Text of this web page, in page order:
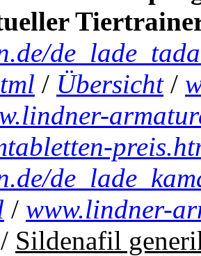
/ Übersicht/
/ www.lindner-
/ Sildenafil